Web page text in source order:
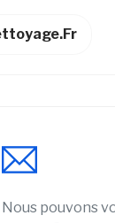
Nous pouvons